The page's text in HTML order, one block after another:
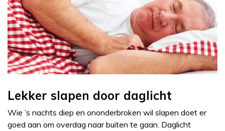
Lekker slapen door daglicht
Wie ’s nachts diep en ononderbroken wil slapen doet er
goed aan om overdag naar buiten te gaan. Daglicht